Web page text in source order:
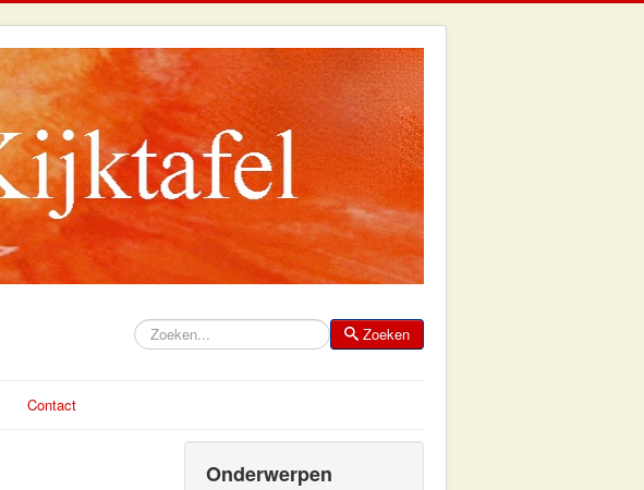
Zoeken Zoeken
Contact
Onderwerpen